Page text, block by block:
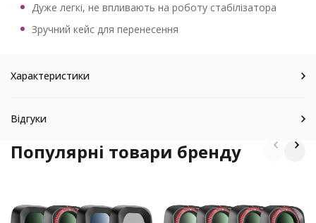
Дуже легкі, не впливають на роботу стабілізатора
Зручний кейс для перенесення
Характеристики
Відгуки
Популярні товари бренду